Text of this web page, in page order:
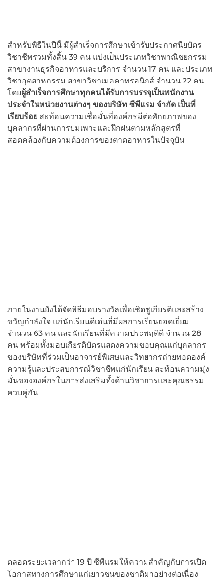
สำหรับพิธีในปีนี้ มีผู้สำเร็จการศึกษาเข้ารับประกาศนียบัตร
วิชาชีพรวมทั้งสิ้น 39 คน แบ่งเป็นประเภทวิชาพาณิชยกรรม
สาขางานธุรกิจอาหารและบริการ จำนวน 17 คน และประเภท
วิชาอุตสาหกรรม สาขาวิชาเมคคาทรอนิกส์ จำนวน 22 คน
โดยผู้สำเร็จการศึกษาทุกคนได้รับการบรรจุเป็นพนักงาน
ประจำในหน่วยงานต่างๆ ของบริษัท ซีพีแรม จำกัด เป็นที่
เรียบร้อย สะท้อนความเชื่อมั่นที่องค์กรมีต่อศักยภาพของ
บุคลากรที่ผ่านการบ่มเพาะและฝึกฝนตามหลักสูตรที่
สอดคล้องกับความต้องการของตาดอาหารในปัจจุบัน
ภายในงานยังได้จัดพิธีมอบรางวัลเพื่อเชิดชูเกียรติและสร้าง
ขวัญกำลังใจ แก่นักเรียนดีเด่นที่มีผลการเรียนยอดเยี่ยม
จำนวน 63 คน และนักเรียนที่มีความประพฤติดี จำนวน 28
คน พร้อมทั้งมอบเกียรติบัตรแสดงความขอบคุณแก่บุคลากร
ของบริษัทที่ร่วมเป็นอาจารย์พิเศษและวิทยากรถ่ายทอดองค์
ความรู้และประสบการณ์วิชาชีพแก่นักเรียน สะท้อนความมุ่ง
มั่นขององค์กรในการส่งเสริมทั้งด้านวิชาการและคุณธรรม
ควบคู่กัน
ตลอดระยะเวลากว่า 19 ปี ซีพีแรมให้ความสำคัญกับการเปิด
โอกาสทางการศึกษาแก่เยาวชนของชาติมาอย่างต่อเนื่อง